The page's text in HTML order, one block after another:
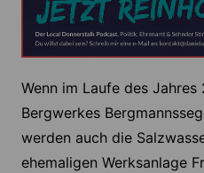
Wenn im Laufe des
Bergwerkes
werden auch die
ehemaligen Werksanlage